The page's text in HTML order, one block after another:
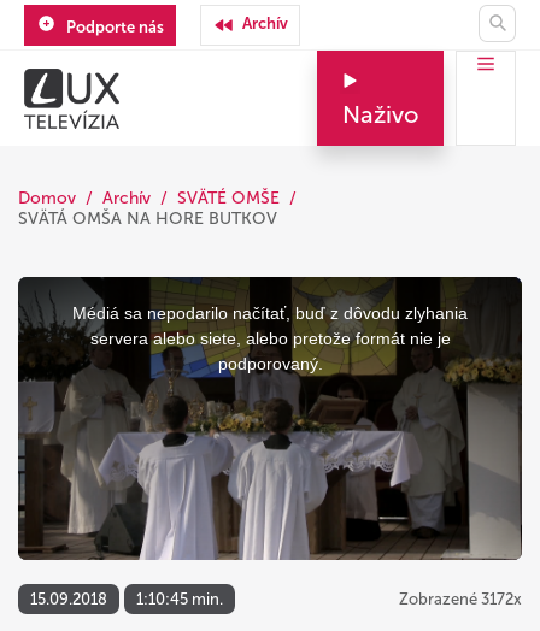
Podporte nás Archív
Naživo
Domov Archív
SVÄTÉ OMŠE
SVÄTÁ OMŠA NA HORE BUTKOV
This
a
modal
window.
Médiá sa nepodarilo načítať, buď z dôvodu zlyhania
servera alebo siete, alebo pretože formát nie je
podporovaný.
15.09.2018 1:10:45 min. Zobrazené 3172x